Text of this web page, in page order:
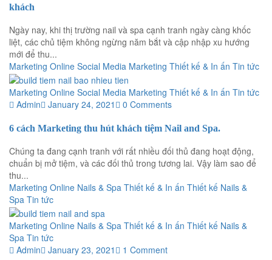
khách
Ngày nay, khi thị trường nail và spa cạnh tranh ngày càng khốc
liệt, các chủ tiệm không ngừng năm bắt và cập nhập xu hướng
mới để thu...
Marketing Online Social Media Marketing Thiết kế & In ấn Tin tức
Marketing Online Social Media Marketing Thiết kế & In ấn Tin tức
Admin
January 24, 2021 0 Comments
6 cách Marketing thu hút khách tiệm Nail and Spa.
Chúng ta đang cạnh tranh với rất nhiều đối thủ đang hoạt động,
chuẩn bị mở tiệm, và các đối thủ trong tương lai. Vậy làm sao để
thu...
Marketing Online Nails & Spa Thiết kế & In ấn Thiết kế Nails &
Spa Tin tức
Marketing Online Nails & Spa Thiết kế & In ấn Thiết kế Nails &
Spa Tin tức
Admin
January 23, 2021 1 Comment